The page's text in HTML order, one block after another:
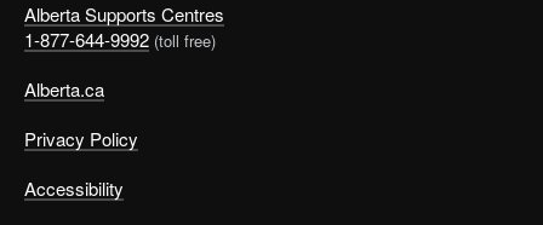
Alberta Supports Centres
1-877-644-9992 (toll free)
Alberta.ca
Privacy Policy
Accessibility